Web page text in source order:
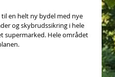
en helt ny bydel med nye
og skybrudssikring i hele
supermarked. Hele området